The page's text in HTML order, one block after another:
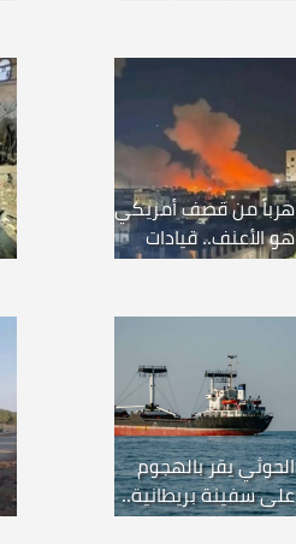
لزورقين إيرانيين
هرباً من قصف أمريكي
هو الأعنف.. قيادات
الحوثي تعتزل وسائل
الحوثي يقر بالهجوم
على سفينة بريطانية..
وأمريكا تدمر 4 صواريخ